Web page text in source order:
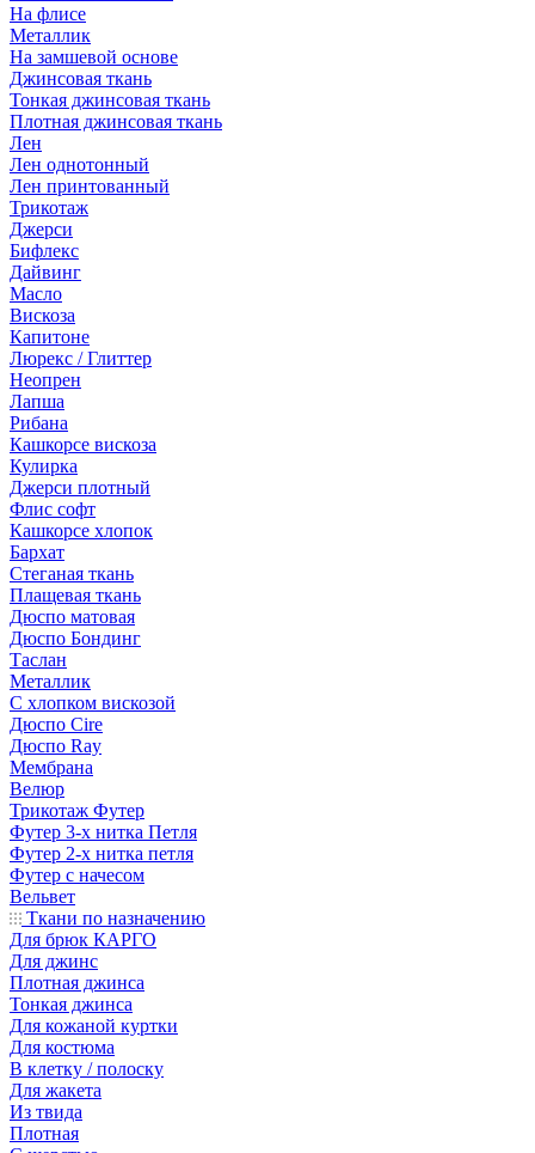
На флисе
Металлик
На замшевой основе
Джинсовая ткань
Тонкая джинсовая ткань
Плотная джинсовая ткань
Лен
Лен однотонный
Лен принтованный
Трикотаж
Джерси
Бифлекс
Дайвинг
Масло
Вискоза
Капитоне
Люрекс / Глиттер
Неопрен
Лапша
Рибана
Кашкорсе вискоза
Кулирка
Джерси плотный
Флис софт
Кашкорсе хлопок
Бархат
Стеганая ткань
Плащевая ткань
Дюспо матовая
Дюспо Бондинг
Таслан
Металлик
С хлопком вискозой
Дюспо Cire
Дюспо Ray
Мембрана
Велюр
Трикотаж Футер
Футер 3-х нитка Петля
Футер 2-х нитка петля
Футер с начесом
Вельвет
Ткани по назначению
Для брюк КАРГО
Для джинс
Плотная джинса
Тонкая джинса
Для кожаной куртки
Для костюма
В клетку / полоску
Для жакета
Из твида
Плотная